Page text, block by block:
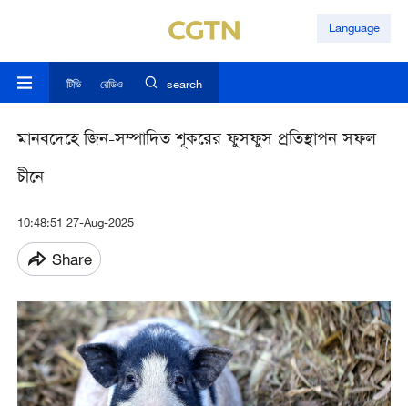
Language
টিভি রেডিও search
মানবদেহে জিন-সম্পাদিত শূকরের ফুসফুস প্রতিস্থাপন সফল
চীনে
10:48:51 27-Aug-2025
Share